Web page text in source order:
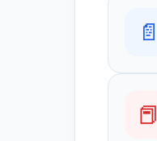
📄
📕